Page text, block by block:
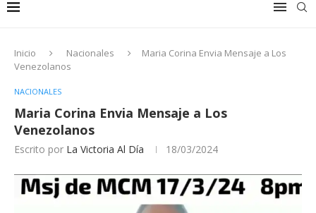
Inicio Nacionales
Maria Corina Envia Mensaje a Los
Venezolanos
NACIONALES
Maria Corina Envia Mensaje a Los
Venezolanos
Escrito por La Victoria Al Día 18/03/2024